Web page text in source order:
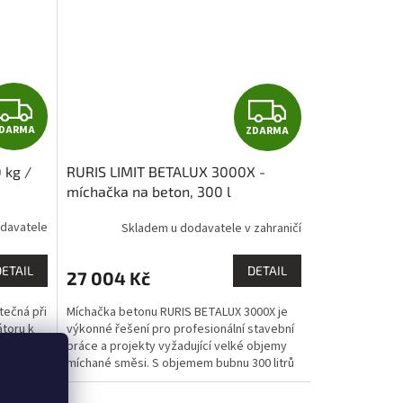
Z
D
R
M
A
kg /
při
k
Z
D
R
M
A
ZDARMA
RURIS LIMIT BETALUX 3000X -
míchačka na beton, 300 l
Skladem u dodavatele v zahraničí
27 004 Kč DETAIL
Míchačka betonu RURIS BETALUX 3000X je
výkonné řešení pro profesionální stavební
práce a projekty vyžadující velké objemy
míchané směsi. S objemem bubnu 300 litrů
výrazně...